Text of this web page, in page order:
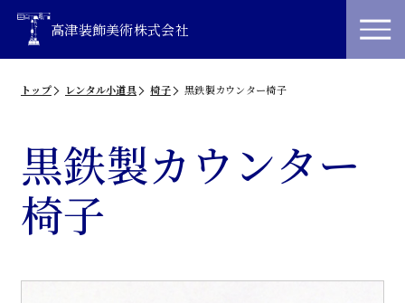
高津装飾美術株式会社
トップ レンタル小道具 椅子 黒鉄製カウンター椅子
黒鉄製カウンター
椅子